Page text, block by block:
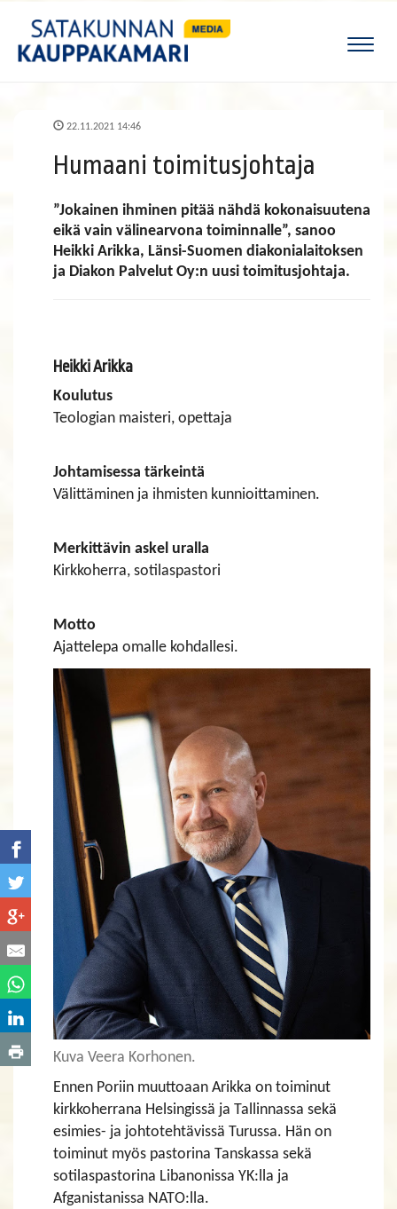
22.11.2021 14:46
Humaani toimitusjohtaja
”Jokainen ihminen pitää nähdä kokonaisuutena
eikä vain välinearvona toiminnalle”, sanoo
Heikki Arikka, Länsi-Suomen diakonialaitoksen
ja Diakon Palvelut Oy:n uusi toimitusjohtaja.
Heikki Arikka
Koulutus
Teologian maisteri, opettaja
Johtamisessa tärkeintä
Välittäminen ja ihmisten kunnioittaminen.
Merkittävin askel uralla
Kirkkoherra, sotilaspastori
Motto
Ajattelepa omalle kohdallesi.
Kuva Veera Korhonen.
Ennen Poriin muuttoaan Arikka on toiminut
kirkkoherrana Helsingissä ja Tallinnassa sekä
esimies- ja johtotehtävissä Turussa. Hän on
toiminut myös pastorina Tanskassa sekä
sotilaspastorina Libanonissa YK:lla ja
Afganistanissa NATO:lla.